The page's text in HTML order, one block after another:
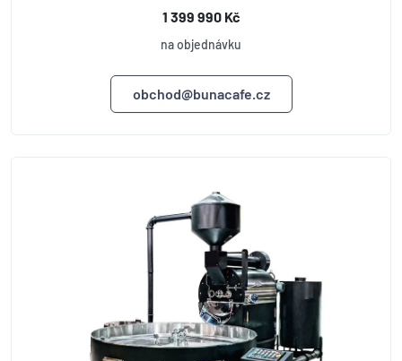
1 399 990 Kč
na objednávku
obchod@bunacafe.cz